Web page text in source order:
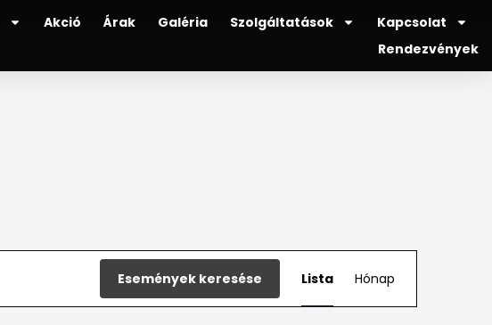
Akció Árak Galéria Szolgáltatások
Kapcsolat
Rendezvények
Események keresése
nézet
navigáció
Lista Hónap